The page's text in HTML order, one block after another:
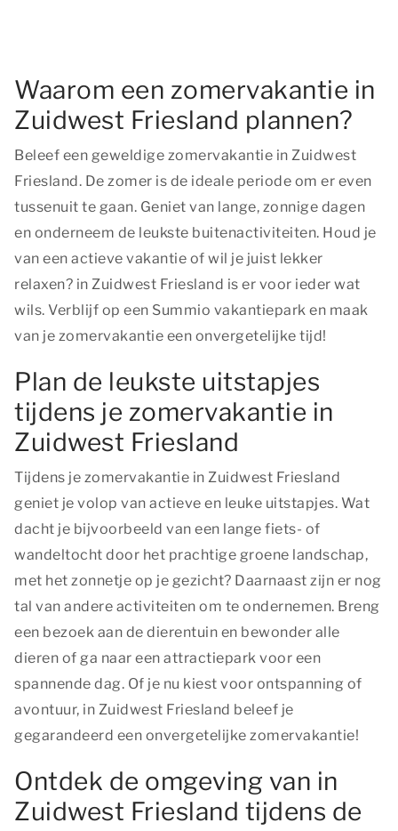
Waarom een zomervakantie in
Zuidwest Friesland plannen?
Beleef een geweldige zomervakantie in Zuidwest
Friesland. De zomer is de ideale periode om er even
tussenuit te gaan. Geniet van lange, zonnige dagen
en onderneem de leukste buitenactiviteiten. Houd je
van een actieve vakantie of wil je juist lekker
relaxen? in Zuidwest Friesland is er voor ieder wat
wils. Verblijf op een Summio vakantiepark en maak
van je zomervakantie een onvergetelijke tijd!
Plan de leukste uitstapjes
tijdens je zomervakantie in
Zuidwest Friesland
Tijdens je zomervakantie in Zuidwest Friesland
geniet je volop van actieve en leuke uitstapjes. Wat
dacht je bijvoorbeeld van een lange fiets- of
wandeltocht door het prachtige groene landschap,
met het zonnetje op je gezicht? Daarnaast zijn er nog
tal van andere activiteiten om te ondernemen. Breng
een bezoek aan de dierentuin en bewonder alle
dieren of ga naar een attractiepark voor een
spannende dag. Of je nu kiest voor ontspanning of
avontuur, in Zuidwest Friesland beleef je
gegarandeerd een onvergetelijke zomervakantie!
Ontdek de omgeving van in
Zuidwest Friesland tijdens de